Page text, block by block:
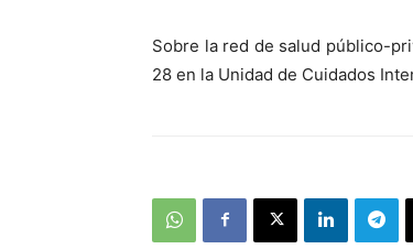
Sobre la red de salud público-
28 en la Unidad de Cuidados